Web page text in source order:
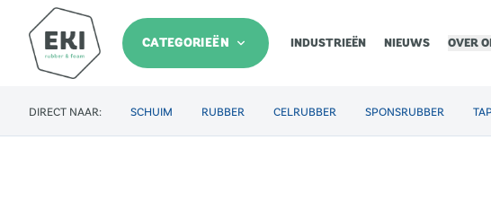
CATEGORIEËN INDUSTRIEËN NIEUWS OVER
DIRECT NAAR: SCHUIM RUBBER CELRUBBER SPONSRUBBER